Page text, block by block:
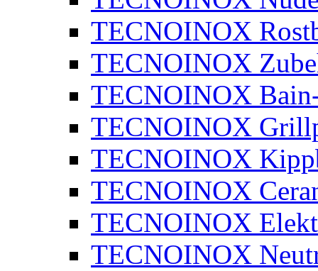
TECNOINOX
TECNOINOX
TECNOINOX
TECNOINOX
TECNOINOX
TECNOINOX
TECNOINOX
TECNOINOX